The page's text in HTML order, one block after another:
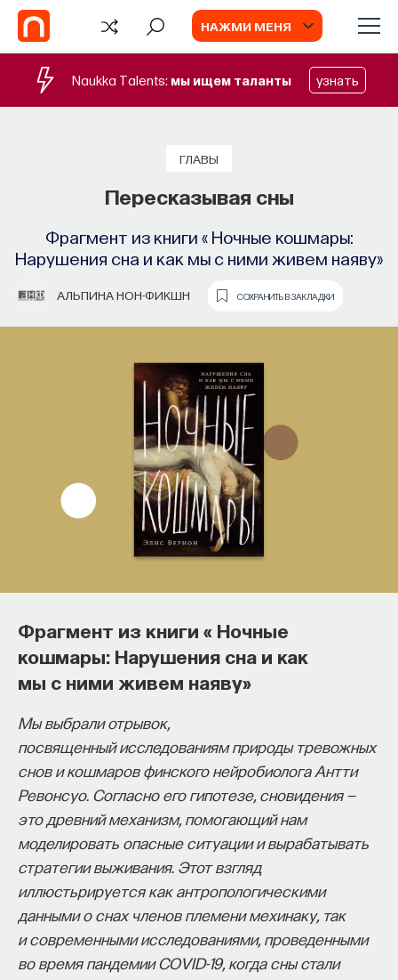
НАЖМИ МЕНЯ
Naukka Talents: мы ищем таланты узнать
ГЛАВЫ
Пересказывая сны
Фрагмент из книги « Ночные кошмары:
Нарушения сна и как мы с ними живем наяву»
АЛЬПИНА НОН-ФИКШН СОХРАНИТЬ В ЗАКЛАДКИ
Фрагмент из книги « Ночные
кошмары: Нарушения сна и как
мы с ними живем наяву»
Мы выбрали отрывок,
посвященный исследованиям природы тревожных
снов и кошмаров финского нейробиолога Антти
Ревонсуо. Согласно его гипотезе, сновидения —
это древний механизм, помогающий нам
моделировать опасные ситуации и вырабатывать
стратегии выживания. Этот взгляд
иллюстьрируется как антропологическими
данными о снах членов племени мехинаку, так
и современными исследованиями, проведенными
во время пандемии COVID-19, когда сны стали
Запуск рекрутингового сервиса
Naukka Talents
Основатель ПостНауки Ивар Максутов
запускает сервис, который поможет найти
свою нишу в глобальных deep tech и биотех
компаниях
ПОСТНАУКА
Основатель ПостНауки Ивар
Максутов запускает сервис, который
поможет найти свою нишу
в глобальных deep tech и биотех
компаниях
В 2012 годуИвар Максутовсоздал проект
ПостНаука, который дал голос учёным и навсегда
изменил медийное пространство на русском
языке. В 2021 году в Лондоне он основал компанию
Naukka, помогающую учёным
и предпринимателям превращать их идеи
в технологии и успешные стартапы. Теперь
команда ПостНауки запускает новый сервис —
Naukka Talents, рекрутинговое агентство,